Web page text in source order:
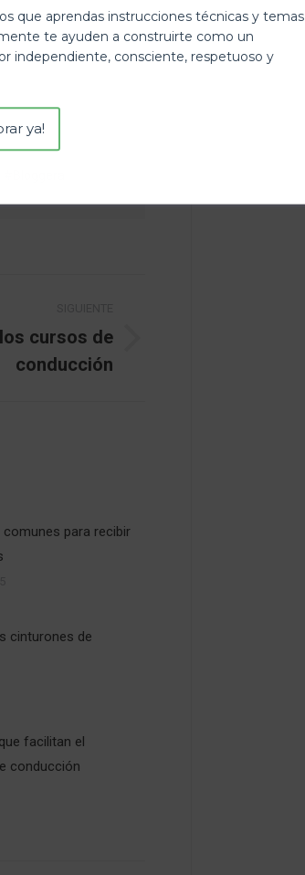
cursos de
conducción
para recibir
cinturones de
facilitan el
conducción
que aprendas instrucciones técnicas y temas
te ayuden a construirte como un
independiente, consciente, respetuoso y
ya!